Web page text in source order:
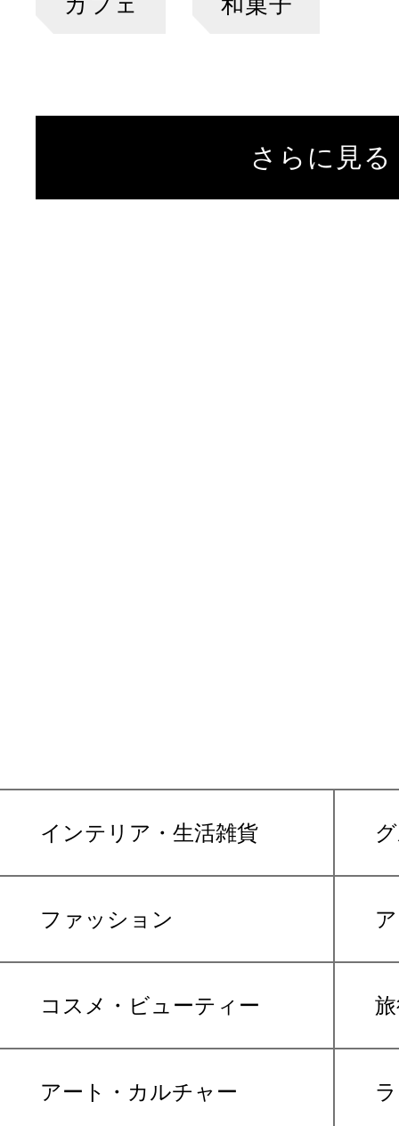
さらに見る
インテリア・生活雑貨
ファッション
コスメ・ビューティー
アート・カルチャー